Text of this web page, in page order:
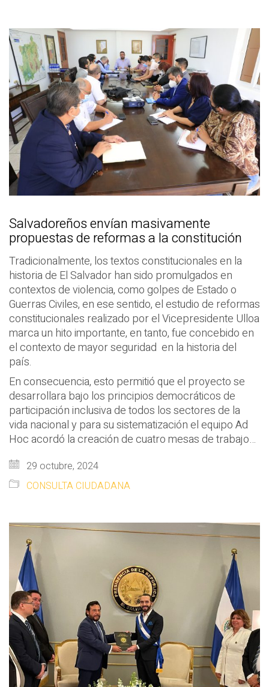
Salvadoreños envían masivamente
propuestas de reformas a la constitución
Tradicionalmente, los textos constitucionales en la
historia de El Salvador han sido promulgados en
contextos de violencia, como golpes de Estado o
Guerras Civiles, en ese sentido, el estudio de reformas
constitucionales realizado por el Vicepresidente Ulloa
marca un hito importante, en tanto, fue concebido en
el contexto de mayor seguridad en la historia del
país.
En consecuencia, esto permitió que el proyecto se
desarrollara bajo los principios democráticos de
participación inclusiva de todos los sectores de la
vida nacional y para su sistematización el equipo Ad
Hoc acordó la creación de cuatro mesas de trabajo…
29 octubre, 2024
CONSULTA CIUDADANA